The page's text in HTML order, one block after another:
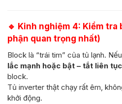
🔹 Kinh nghiệm 4: Kiểm tra
phận quan trọng nhất)
Block là “trái tim” của tủ lạnh.
lắc mạnh hoặc bật – tắt liên tục
block.
Tủ inverter thật chạy rất êm,
khởi động.